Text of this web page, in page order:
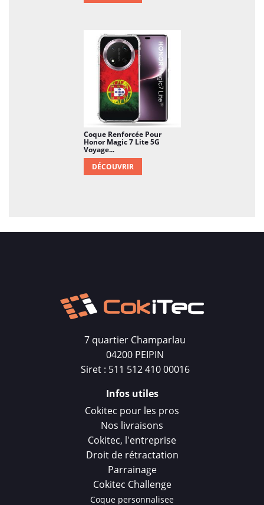
Coque Renforcée Pour
Honor Magic 7 Lite 5G
Voyage...
DÉCOUVRIR
7 quartier Champarlau
04200 PEIPIN
Siret : 511 512 410 00016
Infos utiles
Cokitec pour les pros
Nos livraisons
Cokitec, l'entreprise
Droit de rétractation
Parrainage
Cokitec Challenge
Coque personnalisee